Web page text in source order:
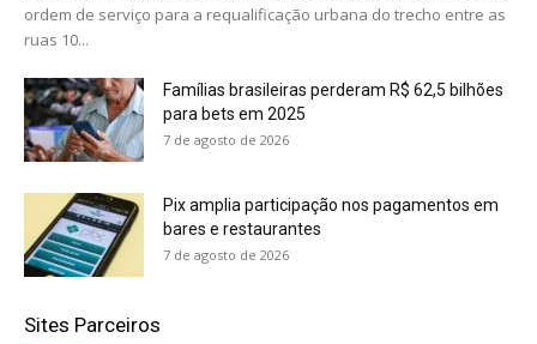
ordem de serviço para a requalificação urbana do trecho entre as
ruas 10...
Famílias brasileiras perderam R$ 62,5 bilhões
para bets em 2025
7 de agosto de 2026
Pix amplia participação nos pagamentos em
bares e restaurantes
7 de agosto de 2026
Sites Parceiros